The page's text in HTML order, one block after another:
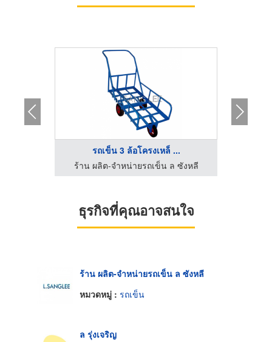
รถเข็น 3 ล้อโครงเหล็ ...
ร้าน ผลิต-จำหน่ายรถเข็น ล ซังหลี
ธุรกิจที่คุณอาจสนใจ
ร้าน ผลิต-จำหน่ายรถเข็น ล ซังหลี
หมวดหมู่ : รถเข็น
ล รุ่งเจริญ